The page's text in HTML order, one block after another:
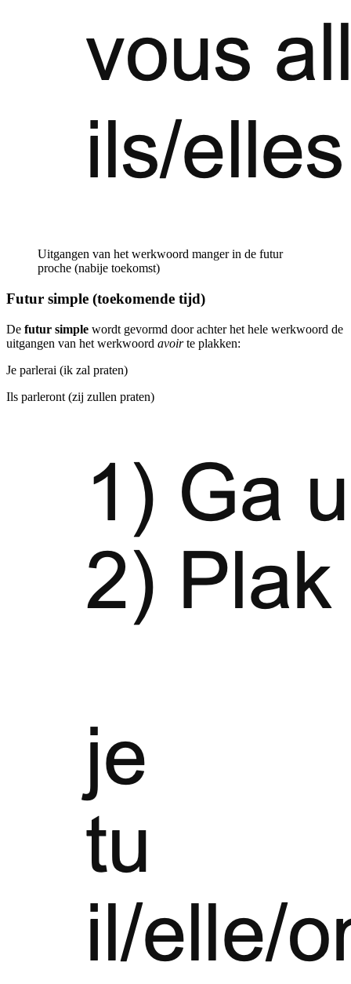
Uitgangen van het werkwoord manger in de futur
proche (nabije toekomst)
Futur simple (toekomende tijd)
De futur simple wordt gevormd door achter het hele werkwoord de
uitgangen van het werkwoord avoirte plakken:
Je parlerai (ik zal praten)
Ils parleront (zij zullen praten)